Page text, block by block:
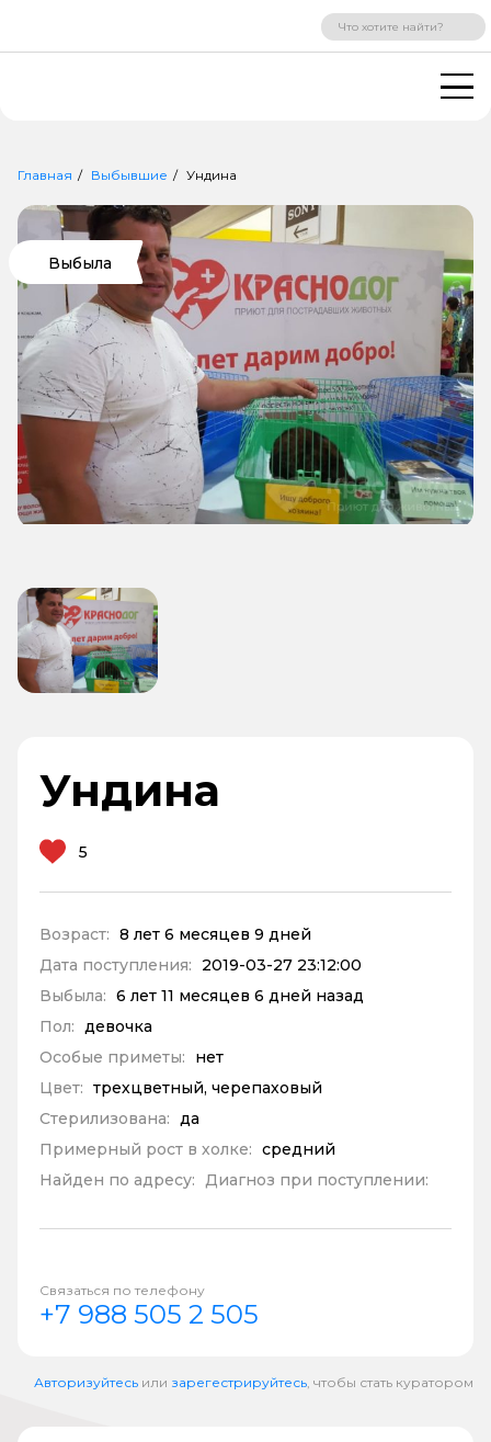
ВХОД РЕГИСТРАЦИЯ
Главная Выбывшие Ундина
Выбыла
Ундина
5
Возраст: 8 лет 6 месяцев 9 дней
Дата поступления:
2019-03-27 23:12:00
Выбыла: 6 лет 11 месяцев 6 дней назад
Пол: девочка
Особые приметы:
нет
Цвет: трехцветный, черепаховый
Стерилизована: да
Примерный рост в холке: средний
Найден по адресу: Диагноз при поступлении:
Связаться по телефону
+7 988 505 2 505
Авторизуйтесь или зарегестрируйтесь, чтобы стать куратором